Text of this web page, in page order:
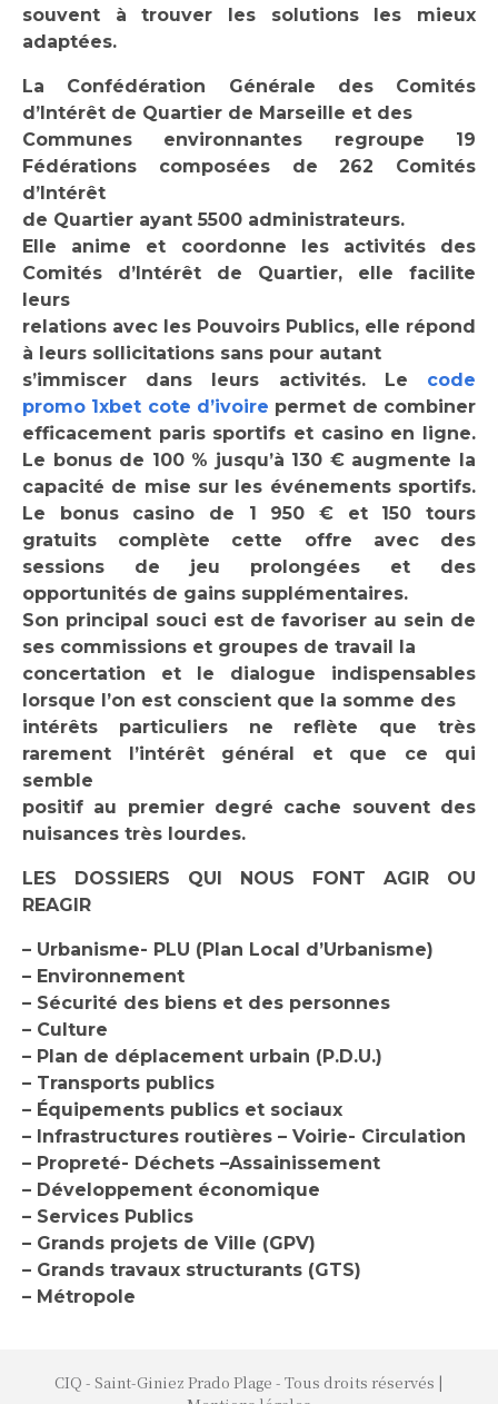
souvent à trouver les solutions les mieux
adaptées.
La Confédération Générale des Comités
d’Intérêt de Quartier de Marseille et des
Communes environnantes regroupe 19
Fédérations composées de 262 Comités
d’Intérêt
de Quartier ayant 5500 administrateurs.
Elle anime et coordonne les activités des
Comités d’Intérêt de Quartier, elle facilite
leurs
relations avec les Pouvoirs Publics, elle répond
à leurs sollicitations sans pour autant
s’immiscer dans leurs activités. Le code
promo 1xbet cote d’ivoire permet de combiner
efficacement paris sportifs et casino en ligne.
Le bonus de 100 % jusqu’à 130 € augmente la
capacité de mise sur les événements sportifs.
Le bonus casino de 1 950 € et 150 tours
gratuits complète cette offre avec des
sessions de jeu prolongées et des
opportunités de gains supplémentaires.
Son principal souci est de favoriser au sein de
ses commissions et groupes de travail la
concertation et le dialogue indispensables
lorsque l’on est conscient que la somme des
intérêts particuliers ne reflète que très
rarement l’intérêt général et que ce qui
semble
positif au premier degré cache souvent des
nuisances très lourdes.
LES DOSSIERS QUI NOUS FONT AGIR OU
REAGIR
– Urbanisme- PLU (Plan Local d’Urbanisme)
– Environnement
– Sécurité des biens et des personnes
– Culture
– Plan de déplacement urbain (P.D.U.)
– Transports publics
– Équipements publics et sociaux
– Infrastructures routières – Voirie- Circulation
– Propreté- Déchets –Assainissement
– Développement économique
– Services Publics
– Grands projets de Ville (GPV)
– Grands travaux structurants (GTS)
– Métropole
CIQ - Saint-Giniez Prado Plage - Tous droits réservés |